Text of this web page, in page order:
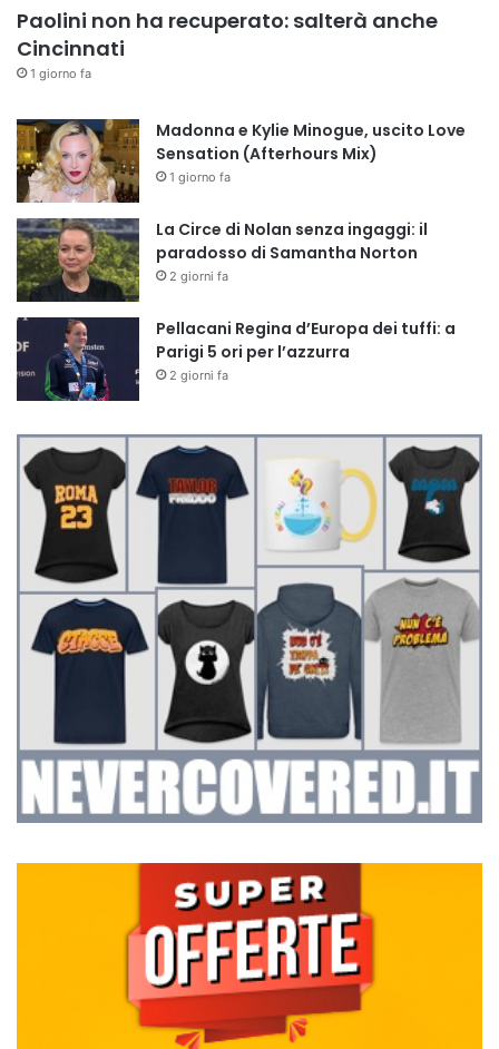
Paolini non ha recuperato: salterà anche
Cincinnati
1 giorno fa
Madonna e Kylie Minogue, uscito Love
Sensation (Afterhours Mix)
1 giorno fa
La Circe di Nolan senza ingaggi: il
paradosso di Samantha Norton
2 giorni fa
Pellacani Regina d’Europa dei tuffi: a
Parigi 5 ori per l’azzurra
2 giorni fa